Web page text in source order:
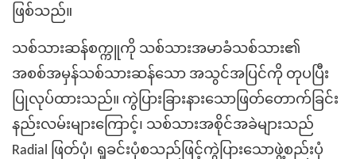
ဖြစ်သည်။
သစ်သားဆန်စက္ကူကို သစ်သားအမာခံသစ်သား၏
အစစ်အမှန်သစ်သားဆန်သော အသွင်အပြင်ကို တုပပြီး
ပြုလုပ်ထားသည်။ ကွဲပြားခြားနားသောဖြတ်တောက်ခြင်း
နည်းလမ်းများကြောင့်၊ သစ်သားအစိုင်အခဲများသည်
Radial ဖြတ်ပုံ၊ ရှုခင်းပုံစသည်ဖြင့်ကွဲပြားသောဖွဲ့စည်းပုံ